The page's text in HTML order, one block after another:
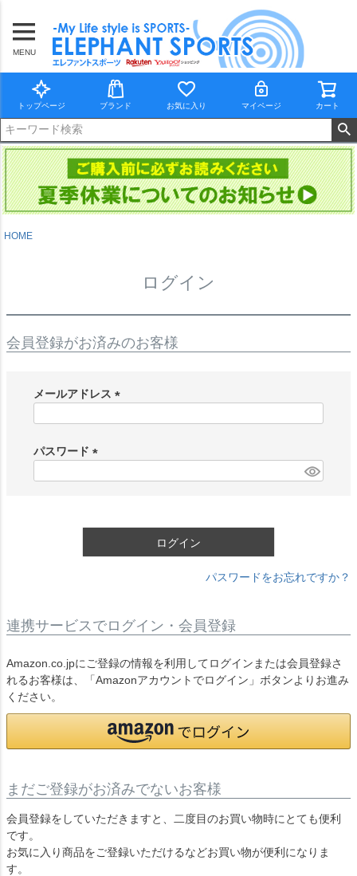
MENU
トップページ ブランド お気に入り マイページ カート
HOME
ログイン
会員登録がお済みのお客様
メールアドレス
)
パスワード
ログイン
パスワードをお忘れですか？
連携サービスでログイン・会員登録
Amazon.co.jpにご登録の情報を利用してログインまたは会員登録さ
れるお客様は、「Amazonアカウントでログイン」ボタンよりお進み
ください。
まだご登録がお済みでないお客様
会員登録をしていただきますと、二度目のお買い物時にとても便利
です。
お気に入り商品をご登録いただけるなどお買い物が便利になりま
す。